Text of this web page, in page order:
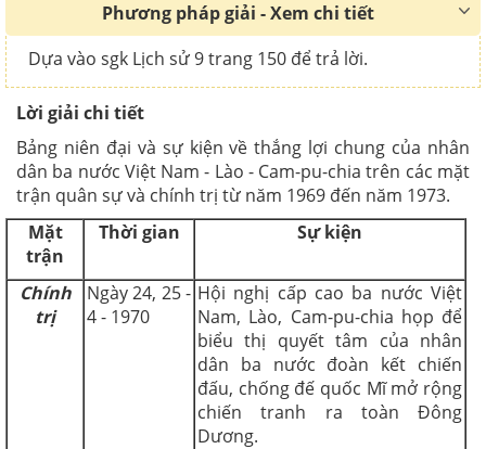
Phương pháp giải - Xem chi tiết
Dựa vào sgk Lịch sử 9 trang 150 để trả lời.
Lời giải chi tiết
Bảng niên đại và sự kiện về thắng lợi chung của nhân
dân ba nước Việt Nam - Lào - Cam-pu-chia trên các mặt
trận quân sự và chính trị từ năm 1969 đến năm 1973.
Mặt
trận
Thời gian Sự kiện
Chính
trị
Ngày 24, 25 -
4 - 1970
Hội nghị cấp cao ba nước Việt
Nam, Lào, Cam-pu-chia họp để
biểu thị quyết tâm của nhân
dân ba nước đoàn kết chiến
đấu, chống đế quốc Mĩ mở rộng
chiến tranh ra toàn Đông
Dương.